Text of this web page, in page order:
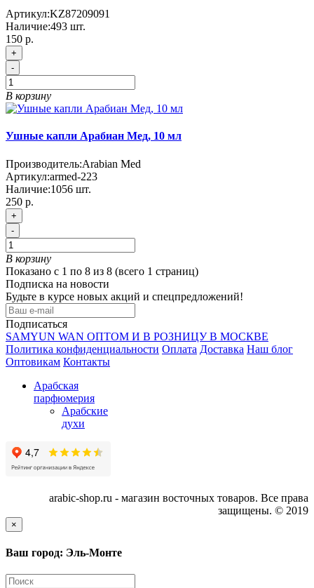
Артикул:KZ87209091
Наличие:493 шт.
150 р.
+
-
В корзину
Ушные капли Арабиан Мед, 10 мл
Производитель:Arabian Med
Артикул:armed-223
Наличие:1056 шт.
250 р.
+
-
В корзину
Показано с 1 по 8 из 8 (всего 1 страниц)
Подписка на новости
Будьте в курсе новых акций и спецпредложений!
Подписаться
SAMYUN WAN ОПТОМ И В РОЗНИЦУ В МОСКВЕ
Политика конфиденциальности Оплата Доставка Наш блог
Оптовикам Контакты
Арабская
парфюмерия
Арабские
духи
arabic-shop.ru - магазин восточных товаров. Все права
защищены. © 2019
×
Ваш город: Эль-Монте